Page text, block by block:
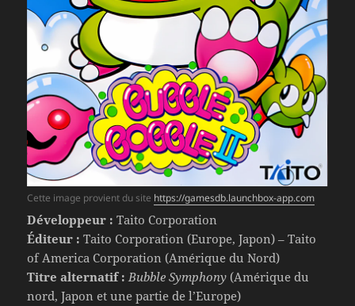
Cette image provient du site https://gamesdb.launchbox-app.com
Développeur : Taito Corporation
Éditeur : Taito Corporation (Europe, Japon) – Taito
of America Corporation (Amérique du Nord)
Titre alternatif : Bubble Symphony (Amérique du
nord, Japon et une partie de l’Europe)